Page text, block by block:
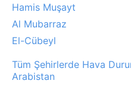
Hamis Muşayt
Al Mubarraz
El-Cübeyl
Tüm Şehirlerde Hava
Arabistan